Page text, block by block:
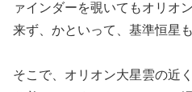
ァインダーを覗いてもオリオ
来ず、かといって、基準恒星
そこで、オリオン大星雲の近